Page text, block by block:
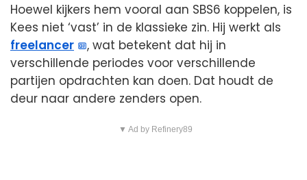
Hoewel kijkers hem vooral aan SBS6 koppelen, is
Kees niet ‘vast’ in de klassieke zin. Hij werkt als
freelancer
, wat betekent dat hij in
verschillende periodes voor verschillende
partijen opdrachten kan doen. Dat houdt de
deur naar andere zenders open.
▼ Ad by Refinery89